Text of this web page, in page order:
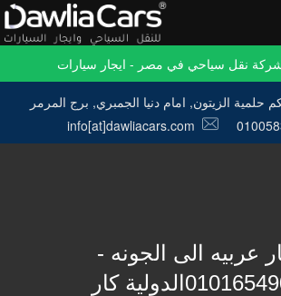
| شركة نقل سياحي في مصر - ايجار سيارات
حلمية الزيتون, امام دنيا الجمبري, برج المرمر
info[at]dawliacars.com
عربيه الى الجونه -
كار